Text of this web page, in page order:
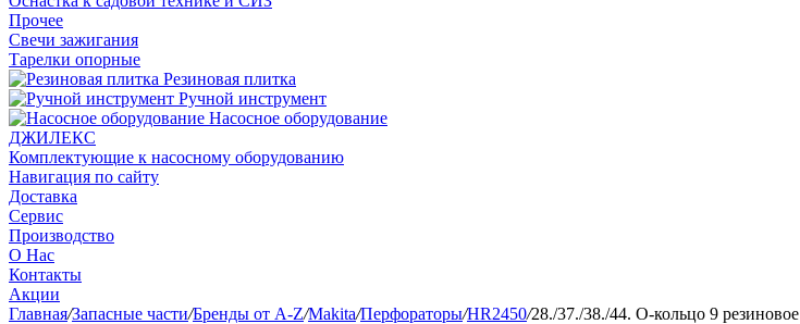
Прочее
Свечи зажигания
Тарелки опорные
Резиновая плитка
Ручной инструмент
Насосное оборудование
ДЖИЛЕКС
Комплектующие к насосному оборудованию
Навигация по сайту
Доставка
Сервис
Производство
О Нас
Контакты
Акции
Главная/Запасные части/Бренды от A-Z/Makita/Перфораторы/HR2450/28./37./38./44. О-кольцо 9 резиновое